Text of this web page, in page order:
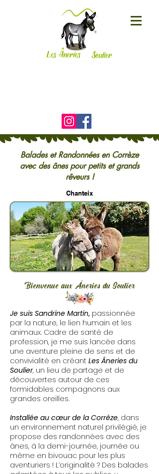
Balades et Randonnées en Corrèze
avec des ânes pour petits et grands
rêveurs !
Chanteix
Bienvenue aux Âneries du Soulier
Je suis Sandrine Martin, passionnée
par la nature, le lien humain et les
animaux. Cadre de santé de
profession, je me suis lancée dans
une aventure pleine de sens et de
convivialité en créant Les Âneries du
Soulier, un lieu de partage et de
découvertes autour de ces
formidables compagnons aux
grandes oreilles.
Installée au cœur de la Corrèze, dans
un environnement naturel privilégié, je
propose des randonnées avec des
ânes, à la demi-journée, journée ou
même en bivouac pour les plus
aventuriers ! L’originalité ? Des balades